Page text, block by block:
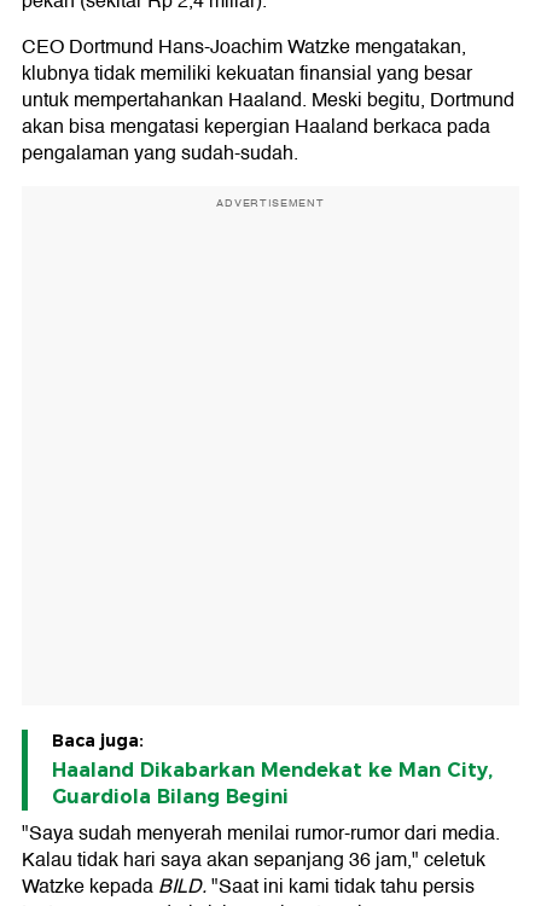
CEO Dortmund Hans-Joachim Watzke mengatakan,
klubnya tidak memiliki kekuatan finansial yang besar
untuk mempertahankan Haaland. Meski begitu, Dortmund
akan bisa mengatasi kepergian Haaland berkaca pada
pengalaman yang sudah-sudah.
ADVERTISEMENT
Baca juga:
Haaland Dikabarkan Mendekat ke Man City,
Guardiola Bilang Begini
"Saya sudah menyerah menilai rumor-rumor dari media.
Kalau tidak hari saya akan sepanjang 36 jam," celetuk
Watzke kepadaBILD."Saat ini kami tidak tahu persis